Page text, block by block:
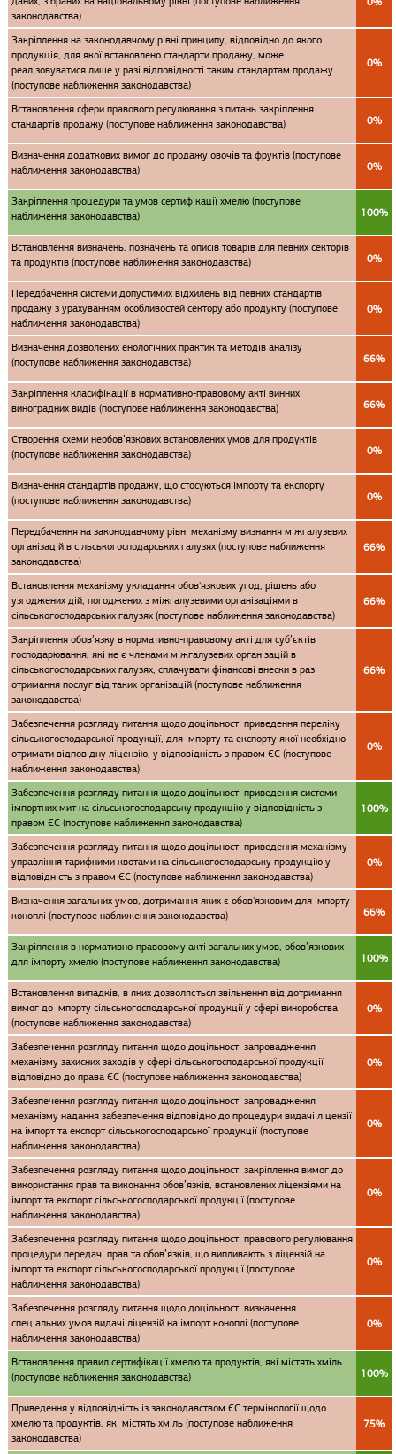
законодавства)
Закріплення на законодавчому рівні принципу, відповідно до якого
продукція, для якої встановлено стандарти продажу, може
реалізовуватися лише у разі відповідності таким стандартам продажу
(поступове наближення законодавства)
0%
Встановлення сфери правового регулювання з питань закріплення
стандартів продажу (поступове наближення законодавства)
0%
Визначення додаткових вимог до продажу овочів та фруктів (поступове
наближення законодавства)
0%
Закріплення процедури та умов сертифікації хмелю (поступове
наближення законодавства)
100%
Встановлення визначень, позначень та описів товарів для певних секторів
та продуктів (поступове наближення законодавства)
0%
Передбачення системи допустимих відхилень від певних стандартів
продажу з урахуванням особливостей сектору або продукту (поступове
наближення законодавства)
0%
Визначення дозволених енологічних практик та методів аналізу
(поступове наближення законодавства)
66%
Закріплення класифікації в нормативно-правовому акті винних
виноградних видів (поступове наближення законодавства)
66%
Створення схеми необов’язкових встановлених умов для продуктів
(поступове наближення законодавства)
0%
Визначення стандартів продажу, що стосуються імпорту та експорту
(поступове наближення законодавства)
0%
Передбачення на законодавчому рівні механізму визнання міжгалузевих
організацій в сільськогосподарських галузях (поступове наближення
законодавства)
66%
Встановлення механізму укладання обов'язкових угод, рішень або
узгоджених дій, погоджених з міжгалузевими організаціями в
сільськогосподарських галузях (поступове наближення законодавства)
66%
Закріплення обов’язку в нормативно-правовому акті для суб’єктів
господарювання, які не є членами міжгалузевих організацій в
сільськогосподарських галузях, сплачувати фінансові внески в разі
отримання послуг від таких організацій (поступове наближення
законодавства)
66%
Забезпечення розгляду питання щодо доцільності приведення переліку
сільськогосподарської продукції, для імпорту та експорту якої необхідно
отримати відповідну ліцензію, у відповідність з правом ЄС (поступове
наближення законодавства)
0%
Забезпечення розгляду питання щодо доцільності приведення системи
імпортних мит на сільськогосподарську продукцію у відповідність з
правом ЄС (поступове наближення законодавства)
100%
Забезпечення розгляду питання щодо доцільності приведення механізму
управління тарифними квотами на сільськогосподарську продукцію у
відповідність з правом ЄС (поступове наближення законодавства)
0%
Визначення загальних умов, дотримання яких є обов'язковим для імпорту
коноплі (поступове наближення законодавства)
66%
Закріплення в нормативно-правовому акті загальних умов, обов’язкових
для імпорту хмелю (поступове наближення законодавства)
100%
Встановлення випадків, в яких дозволяється звільнення від дотримання
вимог до імпорту сільськогосподарської продукції у сфері виноробства
(поступове наближення законодавства)
0%
Забезпечення розгляду питання щодо доцільності запровадження
механізму захисних заходів у сфері сільськогосподарської продукції
відповідно до права ЄС (поступове наближення законодавства)
0%
Забезпечення розгляду питання щодо доцільності запровадження
механізму надання забезпечення відповідно до процедури видачі ліцензії
на імпорт та експорт сільськогосподарської продукції (поступове
наближення законодавства)
0%
Забезпечення розгляду питання щодо доцільності закріплення вимог до
використання прав та виконання обов’язків, встановлених ліцензіями на
імпорт та експорт сільськогосподарської продукції (поступове
наближення законодавства)
0%
Забезпечення розгляду питання щодо доцільності правового регулювання
процедури передачі прав та обов’язків, що випливають з ліцензій на
імпорт та експорт сільськогосподарської продукції (поступове
наближення законодавства)
0%
Забезпечення розгляду питання щодо доцільності визначення
спеціальних умов видачі ліцензій на імпорт коноплі (поступове
наближення законодавства)
0%
Встановлення правил сертифікації хмелю та продуктів, які містять хміль
(поступове наближення законодавства)
100%
Приведення у відповідність із законодавством ЄС термінології щодо
хмелю та продуктів, які містять хміль (поступове наближення
законодавства)
75%